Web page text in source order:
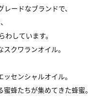
ードなブランドで、
しています。
クワランオイル。
センシャルオイル。
蜂たちが集めてきた蜂蜜。